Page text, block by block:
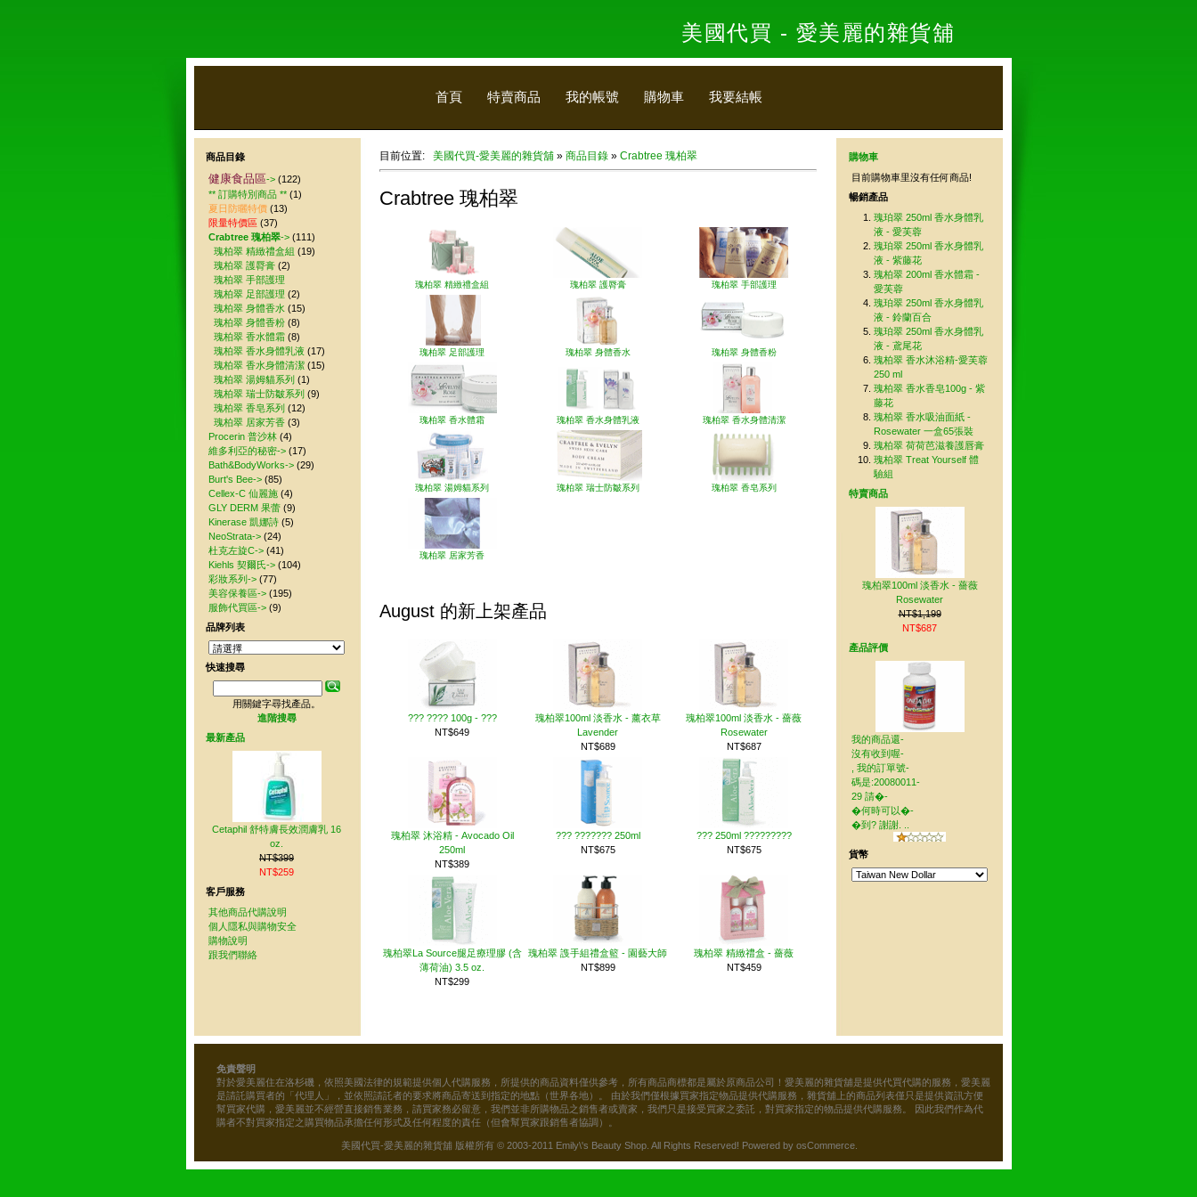
首頁 特賣商品 我的帳號 購物車 我要結帳
目前位置: 美國代買-愛美麗的雜貨舖 » 商品目錄 » Crabtree 瑰柏翠
Crabtree 瑰柏翠
瑰柏翠 精緻禮盒組 瑰柏翠 護脣膏 瑰柏翠 手部護理
瑰柏翠 足部護理 瑰柏翠 身體香水 瑰柏翠 身體香粉
瑰柏翠 香水體霜 瑰柏翠 香水身體乳液 瑰柏翠 香水身體清潔
瑰柏翠 湯姆貓系列 瑰柏翠 瑞士防皺系列 瑰柏翠 香皂系列
瑰柏翠 居家芳香
August 的新上架產品
??? ???? 100g - ???
NT$649
瑰柏翠100ml 淡香水 - 薰衣草
Lavender
NT$689
瑰柏翠100ml 淡香水 - 薔薇
Rosewater
NT$687
瑰柏翠 沐浴精 - Avocado Oil
250ml
NT$389
??? ??????? 250ml
NT$675
??? 250ml ?????????
NT$675
瑰柏翠La Source腿足療理膠 (含
薄荷油) 3.5 oz.
NT$299
瑰柏翠 謢手組禮盒籃 - 園藝大師
NT$899
瑰柏翠 精緻禮盒 - 薔薇
NT$459
商品目錄
健康食品區-> (122)
** 訂購特別商品 ** (1)
夏日防曬特價 (13)
限量特價區 (37)
Crabtree 瑰柏翠-> (111)
瑰柏翠 精緻禮盒組 (19)
瑰柏翠 護脣膏 (2)
瑰柏翠 手部護理
瑰柏翠 足部護理 (2)
瑰柏翠 身體香水 (15)
瑰柏翠 身體香粉 (8)
瑰柏翠 香水體霜 (8)
瑰柏翠 香水身體乳液 (17)
瑰柏翠 香水身體清潔 (15)
瑰柏翠 湯姆貓系列 (1)
瑰柏翠 瑞士防皺系列 (9)
瑰柏翠 香皂系列 (12)
瑰柏翠 居家芳香 (3)
Procerin 普沙林 (4)
維多利亞的秘密-> (17)
Bath&BodyWorks-> (29)
Burt's Bee-> (85)
Cellex-C 仙麗施 (4)
GLY DERM 果蕾 (9)
Kinerase 凱娜詩 (5)
NeoStrata-> (24)
杜克左旋C-> (41)
Kiehls 契爾氏-> (104)
彩妝系列-> (77)
美容保養區-> (195)
服飾代買區-> (9)
品牌列表
快速搜尋
用關鍵字尋找產品。
進階搜尋
最新產品
Cetaphil 舒特膚長效潤膚乳 16
oz.
NT$399
NT$259
客戶服務
其他商品代購說明
個人隱私與購物安全
購物說明
跟我們聯絡
購物車
目前購物車里沒有任何商品!
暢銷產品
瑰珀翠 250ml 香水身體乳
液 - 愛芙蓉
瑰珀翠 250ml 香水身體乳
液 - 紫藤花
瑰柏翠 200ml 香水體霜 -
愛芙蓉
瑰珀翠 250ml 香水身體乳
液 - 鈴蘭百合
瑰珀翠 250ml 香水身體乳
液 - 鳶尾花
瑰柏翠 香水沐浴精-愛芙蓉
250 ml
瑰柏翠 香水香皂100g - 紫
藤花
瑰柏翠 香水吸油面紙 -
Rosewater 一盒65張裝
瑰柏翠 荷荷芭滋養護唇膏
瑰柏翠 Treat Yourself 體
驗組
特賣商品
瑰柏翠100ml 淡香水 - 薔薇
Rosewater
NT$1,199
NT$687
產品評價
我的商品還-
沒有收到喔-
, 我的訂單號-
碼是:20080011-
29 請�-
�何時可以�-
�到? 謝謝. ..
貨幣
免責聲明
對於愛美麗住在洛杉磯，依照美國法律的規範提供個人代購服務，所提供的商品資料僅供參考，所有商品商標都是屬於原商品公司！愛美麗的雜貨舖是提供代買代購的服務，愛美麗
是請託購買者的「代理人」，並依照請託者的要求將商品寄送到指定的地點（世界各地）。 由於我們僅根據買家指定物品提供代購服務，雜貨舖上的商品列表僅只是提供資訊方便
幫買家代購，愛美麗並不經營直接銷售業務，請買家務必留意，我們並非所購物品之銷售者或賣家，我們只是接受買家之委託，對買家指定的物品提供代購服務。 因此我們作為代
購者不對買家指定之購買物品承擔任何形式及任何程度的責任（但會幫買家跟銷售者協調）。
美國代買-愛美麗的雜貨舖 版權所有 © 2003-2011 Emily\'s Beauty Shop. All Rights Reserved! Powered by osCommerce.
美國代買 - 愛美麗的雜貨舖